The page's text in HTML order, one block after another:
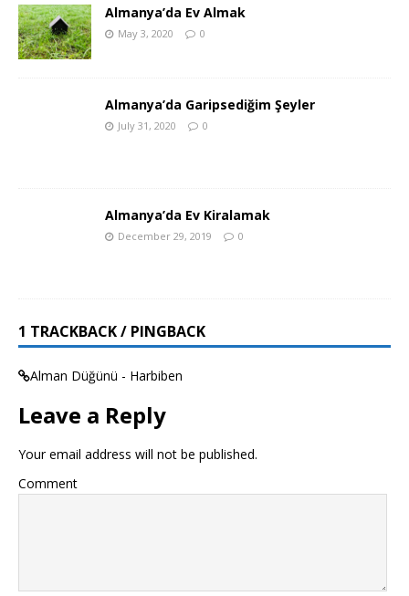
Almanya’da Ev Almak
May 3, 2020 0
Almanya’da Garipsediğim Şeyler
July 31, 2020 0
Almanya’da Ev Kiralamak
December 29, 2019 0
1 TRACKBACK / PINGBACK
Alman Düğünü - Harbiben
Leave a Reply
Your email address will not be published.
Comment